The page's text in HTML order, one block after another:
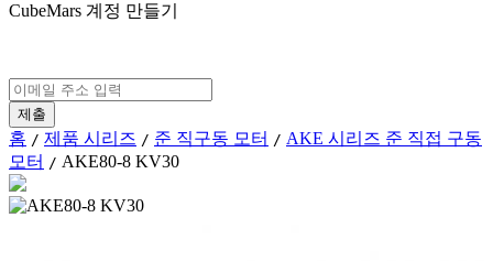
CubeMars 계정 만들기
홈 / 제품 시리즈 / 준 직구동 모터 / AKE 시리즈 준 직접 구동
모터 / AKE80-8 KV30